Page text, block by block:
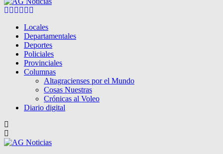
Facebook
Twitter
Instagram
Pinterest
Google
Locales
Departamentales
Deportes
Policiales
Provinciales
Columnas
Altagracienses por el Mundo
Cosas Nuestras
Crónicas al Voleo
Diario digital